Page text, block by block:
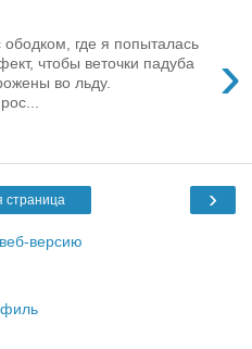
›
где я попыталась
чтобы веточки падуба
во льду.
›
страница
версию